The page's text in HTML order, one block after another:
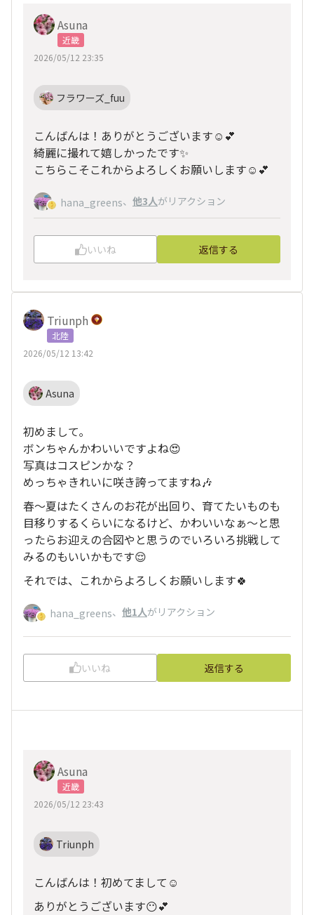
Asuna
近畿
2026/05/12 23:35
フラワーズ_fuu
こんばんは！ありがとうございます☺️💕
綺麗に撮れて嬉しかったです✨️
こちらこそこれからよろしくお願いします☺️💕
hana_greens、 他3人がリアクション
いいね 返信する
Triunph
北陸
2026/05/12 13:42
Asuna
初めまして｡
ボンちゃんかわいいですよね😍
写真はコスピンかな？
めっちゃきれいに咲き誇ってますね🎶
春〜夏はたくさんのお花が出回り、育てたいものも
目移りするくらいになるけど、かわいいなぁ〜と思
ったらお迎えの合図やと思うのでいろいろ挑戦して
みるのもいいかもです😌
それでは、これからよろしくお願いします🍀
hana_greens、 他1人がリアクション
いいね 返信する
Asuna
近畿
2026/05/12 23:43
Triunph
こんばんは！初めてまして☺️
ありがとうございます😶💕